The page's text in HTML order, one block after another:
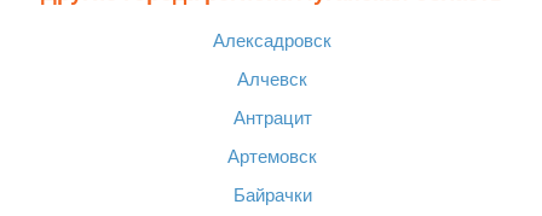
Алексадровск
Алчевск
Антрацит
Артемовск
Байрачки